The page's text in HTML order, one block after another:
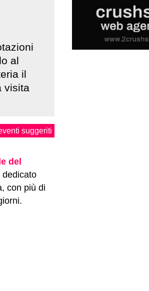
al
il
visita
suggeriti
del
dedicato
con più di